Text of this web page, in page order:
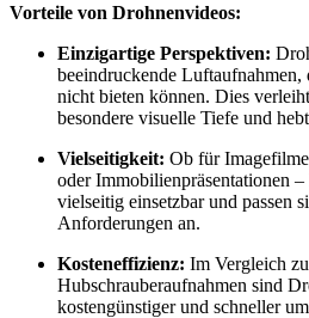
Vorteile von Drohnenvideos:
Einzigartige Perspektiven:
beeindruckende
nicht bieten können. Dies
besondere visuelle Tiefe und
Vielseitigkeit: Ob für
oder Immobilienpräsentationen
vielseitig einsetzbar und passen
Anforderungen an.
Kosteneffizienz: Im Vergleich
Hubschrauberaufnahmen sind
kostengünstiger und schneller